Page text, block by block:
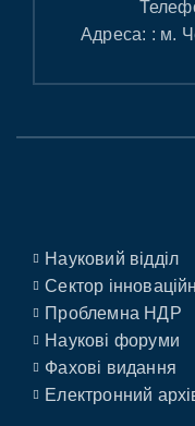
Адреса: : м.
Науковий відділ
Сектор
Проблемна НДР
Наукові форуми
Фахові видання
Електронний